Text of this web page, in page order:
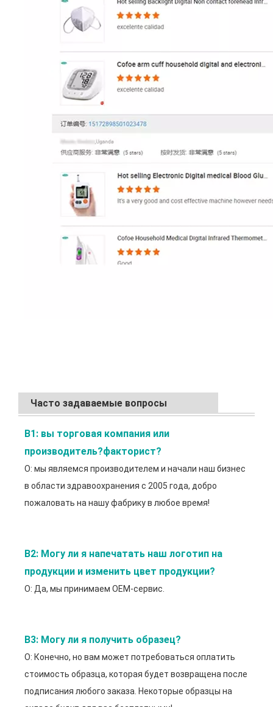
Часто задаваемые вопросы
В1: вы торговая компания или
производитель?факторист?
О: мы являемся производителем и начали наш бизнес
в области здравоохранения с 2005 года, добро
пожаловать на нашу фабрику в любое время!
В2: Могу ли я напечатать наш логотип на
продукции и изменить цвет продукции?
О: Да, мы принимаем OEM-сервис.
В3: Могу ли я получить образец?
О: Конечно, но вам может потребоваться оплатить
стоимость образца, которая будет возвращена после
подписания любого заказа. Некоторые образцы на